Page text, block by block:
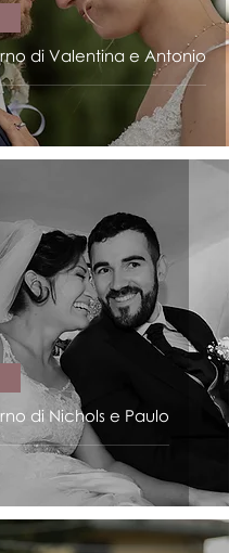
di Valentina e Antonio
di Nichols e Paulo